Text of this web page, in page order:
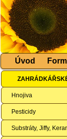
Úvod
Hnojiva
Pesticidy
Substráty, Jiffy,